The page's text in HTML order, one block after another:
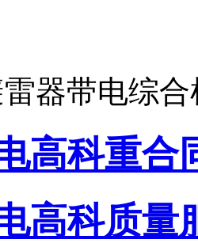
器带电综
高科重合
高科质量